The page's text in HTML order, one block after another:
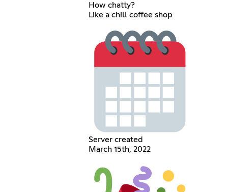
How chatty?
Like a chill coffee shop
Server created
March 15th, 2022